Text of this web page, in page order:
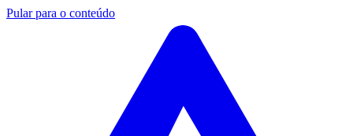
Pular para o conteúdo